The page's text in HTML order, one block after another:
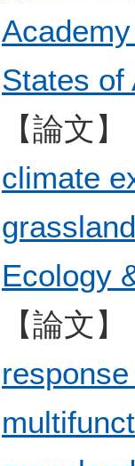
States of
【論文】
climate
Ecology
【論文】